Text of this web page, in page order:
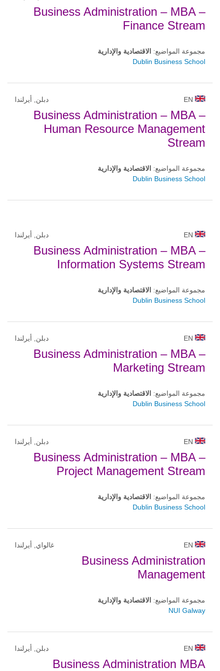
Business Administration – MBA –
Finance Stream
مجموعة المواضيع:
الاقتصادية والإدارية
Dublin Business School
دبلن, أيرلندا
Business Administration – MBA –
Human Resource Management
Stream
مجموعة المواضيع:
الاقتصادية والإدارية
Dublin Business School
دبلن, أيرلندا
Business Administration – MBA –
Information Systems Stream
مجموعة المواضيع:
الاقتصادية والإدارية
Dublin Business School
دبلن, أيرلندا
Business Administration – MBA –
Marketing Stream
مجموعة المواضيع:
الاقتصادية والإدارية
Dublin Business School
دبلن, أيرلندا
Business Administration – MBA –
Project Management Stream
مجموعة المواضيع:
الاقتصادية والإدارية
Dublin Business School
غالواي, أيرلندا
Business Administration
Management
مجموعة المواضيع:
الاقتصادية والإدارية
NUI Galway
دبلن, أيرلندا
Business Administration MBA